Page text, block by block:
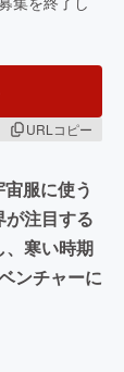
URLコピー
服に使う
注目する
、寒い時期
ンチャーに